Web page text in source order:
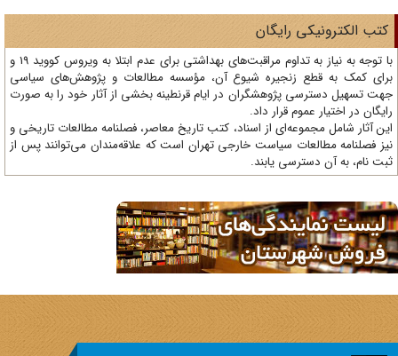
الکترونیکی رایگان
با توجه به نیاز به تداوم مراقبت‌های بهداشتی برای عدم ابتلا به ویروس کووید 19 و
کمک به قطع زنجیره شیوع آن، مؤسسه مطالعات و پژوهش‌های سیاسی
تسهیل دسترسی پژوهشگران در ایام قرنطینه بخشی از آثار خود را به صورت
در اختیار عموم قرار داد.
آثار شامل مجموعه‌ای از اسناد، کتب تاریخ معاصر، فصلنامه‌ مطالعات تاریخی و
فصلنامه مطالعات سیاست خارجی تهران است که علاقه‌مندان می‌توانند پس از
نام، به آن دسترسی یابند.